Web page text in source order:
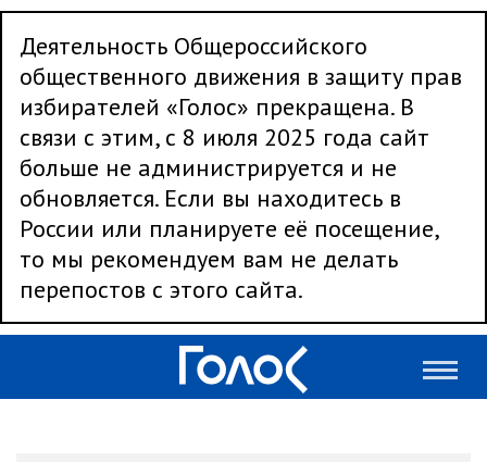
Деятельность Общероссийского
общественного движения в защиту прав
избирателей «Голос» прекращена. В
связи с этим, с 8 июля 2025 года сайт
больше не администрируется и не
обновляется. Если вы находитесь в
России или планируете её посещение,
то мы рекомендуем вам не делать
перепостов с этого сайта.